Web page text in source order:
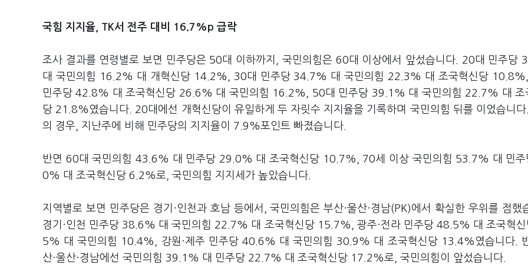
국힘 지지율, TK서 전주 대비 16.7%p 급락
조사 결과를 연령별로 보면 민주당은 50대 이하까지, 국민의힘은 60대 이상에서 앞섰습니다. 20대 민주당
대 국민의힘 16.2% 대 개혁신당 14.2%, 30대 민주당 34.7% 대 국민의힘 22.3% 대 조국혁신당
민주당 42.8% 대 조국혁신당 26.6% 대 국민의힘 16.2%, 50대 민주당 39.1% 대 국민의힘 22.7% 대 조
당 21.8%였습니다. 20대에선 개혁신당이 유일하게 두 자릿수 지지율을 기록하며 국민의힘 뒤를 이었습니
의 경우, 지난주에 비해 민주당의 지지율이 7.9%포인트 빠졌습니다.
반면 60대 국민의힘 43.6% 대 민주당 29.0% 대 조국혁신당 10.7%, 70세 이상 국민의힘 53.7% 대 민
0% 대 조국혁신당 6.2%로, 국민의힘 지지세가 높았습니다.
지역별로 보면 민주당은 경기·인천과 호남 등에서, 국민의힘은 부산·울산·경남(PK)에서 확실한 우위를 점했
경기·인천 민주당 38.6% 대 국민의힘 22.7% 대 조국혁신당 15.7%, 광주·전라 민주당 48.5% 대 조국혁
5% 대 국민의힘 10.4%, 강원·제주 민주당 40.6% 대 국민의힘 30.9% 대 조국혁신당 13.4%였습니다.
산·울산·경남에선 국민의힘 39.1% 대 민주당 22.7% 대 조국혁신당 17.2%로, 국민의힘이 앞섰습니다.